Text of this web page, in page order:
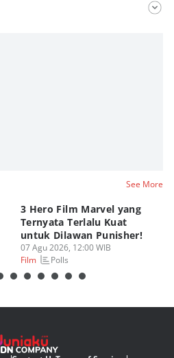
See More
3 Hero Film Marvel yang
Ternyata Terlalu Kuat
untuk Dilawan Punisher!
07 Agu 2026, 12:00 WIB
Film
Polls